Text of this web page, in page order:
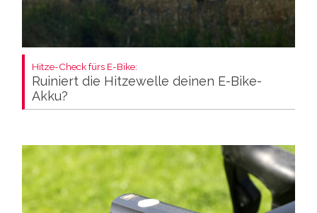
Hitze-Check fürs E-Bike:
Ruiniert die Hitzewelle deinen E-Bike-
Akku?